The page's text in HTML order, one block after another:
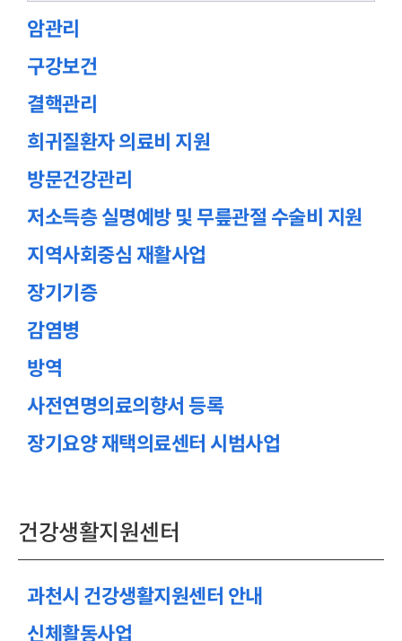
암관리
구강보건
결핵관리
희귀질환자 의료비 지원
방문건강관리
저소득층 실명예방 및 무릎관절 수술비 지원
지역사회중심 재활사업
장기기증
감염병
방역
사전연명의료의향서 등록
장기요양 재택의료센터 시범사업
건강생활지원센터
과천시 건강생활지원센터 안내
신체활동사업